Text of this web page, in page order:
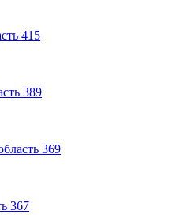
415
389
369
367